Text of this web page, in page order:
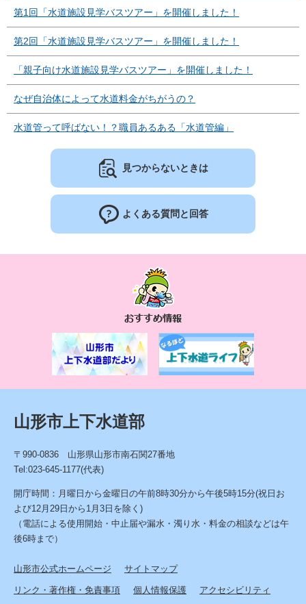
第1回「水道施設見学バスツアー」を開催しました！
第2回「水道施設見学バスツアー」を開催しました！
「親子向け水道施設見学バスツアー」を開催しました！
なぜ自治体によって水道料金がちがうの？
水道管って呼ばない！？職員あるある「水道管編」
見つからないときは
よくある質問と回答
す
め
情
報
山形市上下水道部
〒990-0836 山形県山形市南石関27番地
Tel:023-645-1177(代表)
開庁時間：月曜日から金曜日の午前8時30分から午後5時15分(祝日お
よび12月29日から1月3日を除く)
（電話による使用開始・中止届や漏水・濁り水・料金の相談などは午
後6時まで）
山形市公式ホームページ サイトマップ
リンク・著作権・免責事項 個人情報保護 アクセシビリティ